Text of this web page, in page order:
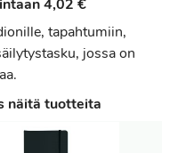
4,02 €
tapahtumiin,
jossa on
näitä tuotteita